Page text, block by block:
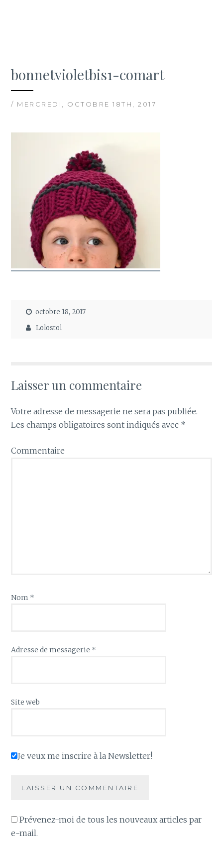
bonnetvioletbis1-comart
/ MERCREDI, OCTOBRE 18TH, 2017
octobre 18, 2017
Lolostol
Laisser un commentaire
Votre adresse de messagerie ne sera pas publiée.
Les champs obligatoires sont indiqués avec *
Commentaire
Nom *
Adresse de messagerie *
Site web
Je veux me inscrire à la Newsletter!
Prévenez-moi de tous les nouveaux articles par
e-mail.